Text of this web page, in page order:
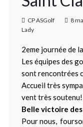
CP ASGolf 8
Lady
2eme journée de
Les équipes des
sont rencontrées
Accueil très
vent très soutenu!
Belle victoire
Pour nous,